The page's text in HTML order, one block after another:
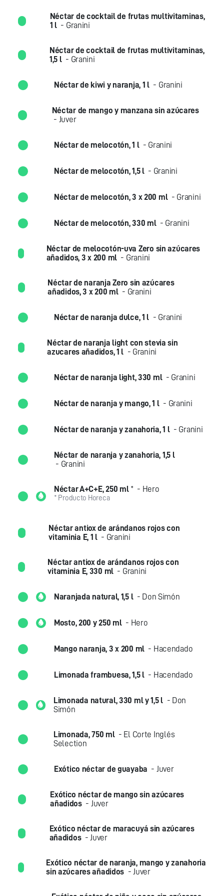
Néctar de cocktail de frutas multivitaminas,
1 l - Granini
Néctar de cocktail de frutas multivitaminas,
1,5 l - Granini
Néctar de kiwi y naranja, 1 l - Granini
Néctar de mango y manzana sin azúcares
- Juver
Néctar de melocotón, 1 l - Granini
Néctar de melocotón, 1,5 l - Granini
Néctar de melocotón, 3 x 200 ml - Granini
Néctar de melocotón, 330 ml - Granini
Néctar de melocotón-uva Zero sin azúcares
añadidos, 3 x 200 ml - Granini
Néctar de naranja Zero sin azúcares
añadidos, 3 x 200 ml - Granini
Néctar de naranja dulce, 1 l - Granini
Néctar de naranja light con stevia sin
azucares añadidos, 1 l - Granini
Néctar de naranja light, 330 ml - Granini
Néctar de naranja y mango, 1 l - Granini
Néctar de naranja y zanahoria, 1 l - Granini
Néctar de naranja y zanahoria, 1,5 l
- Granini
Néctar A+C+E, 250 ml* - Hero
* Producto Horeca
Néctar antiox de arándanos rojos con
vitaminia E, 1 l - Granini
Néctar antiox de arándanos rojos con
vitaminia E, 330 ml - Granini
Naranjada natural, 1,5 l - Don Simón
Mosto, 200 y 250 ml - Hero
Mango naranja, 3 x 200 ml - Hacendado
Limonada frambuesa, 1,5 l - Hacendado
Limonada natural, 330 ml y 1,5 l - Don
Simón
Limonada, 750 ml - El Corte Inglés
Selection
Exótico néctar de guayaba - Juver
Exótico néctar de mango sin azúcares
añadidos - Juver
Exótico néctar de maracuyá sin azúcares
añadidos - Juver
Exótico néctar de naranja, mango y zanahoria
sin azúcares añadidos - Juver